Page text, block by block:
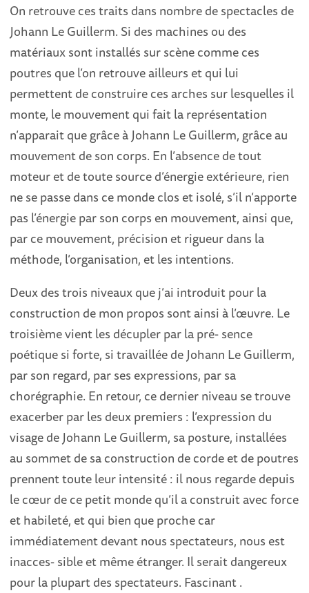
On retrouve ces traits dans nombre de spectacles de
Johann Le Guillerm. Si des machines ou des
matériaux sont installés sur scène comme ces
poutres que l’on retrouve ailleurs et qui lui
permettent de construire ces arches sur lesquelles il
monte, le mouvement qui fait la représentation
n’apparait que grâce à Johann Le Guillerm, grâce au
mouvement de son corps. En l’absence de tout
moteur et de toute source d’énergie extérieure, rien
ne se passe dans ce monde clos et isolé, s’il n’apporte
pas l’énergie par son corps en mouvement, ainsi que,
par ce mouvement, précision et rigueur dans la
méthode, l’organisation, et les intentions.
Deux des trois niveaux que j’ai introduit pour la
construction de mon propos sont ainsi à l’œuvre. Le
troisième vient les décupler par la pré- sence
poétique si forte, si travaillée de Johann Le Guillerm,
par son regard, par ses expressions, par sa
chorégraphie. En retour, ce dernier niveau se trouve
exacerber par les deux premiers : l’expression du
visage de Johann Le Guillerm, sa posture, installées
au sommet de sa construction de corde et de poutres
prennent toute leur intensité : il nous regarde depuis
le cœur de ce petit monde qu’il a construit avec force
et habileté, et qui bien que proche car
immédiatement devant nous spectateurs, nous est
inacces- sible et même étranger. Il serait dangereux
pour la plupart des spectateurs. Fascinant .